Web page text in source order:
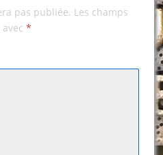
pas publiée. Les champs
*